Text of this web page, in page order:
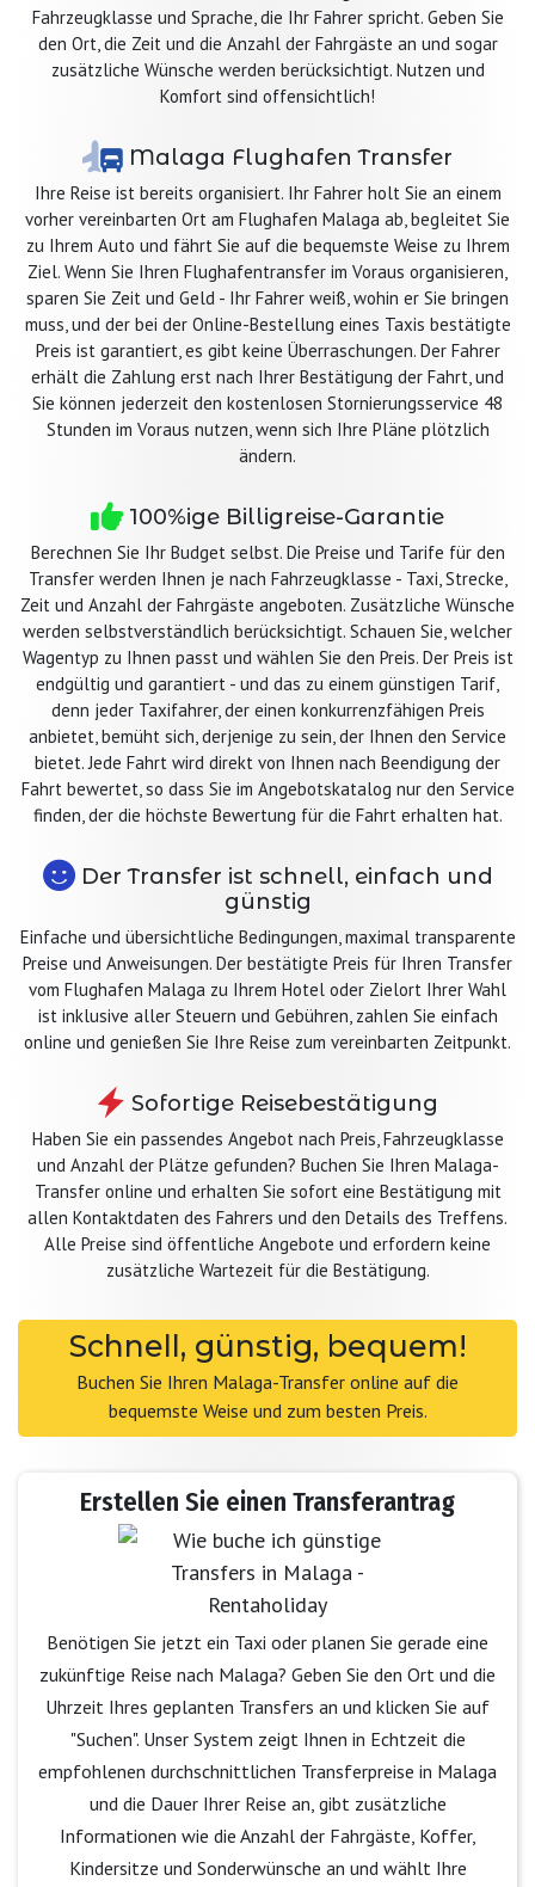
Fahrzeugklasse und Sprache, die Ihr Fahrer spricht. Geben Sie
den Ort, die Zeit und die Anzahl der Fahrgäste an und sogar
zusätzliche Wünsche werden berücksichtigt. Nutzen und
Komfort sind offensichtlich!
Malaga Flughafen Transfer
Ihre Reise ist bereits organisiert. Ihr Fahrer holt Sie an einem
vorher vereinbarten Ort am Flughafen Malaga ab, begleitet Sie
zu Ihrem Auto und fährt Sie auf die bequemste Weise zu Ihrem
Ziel. Wenn Sie Ihren Flughafentransfer im Voraus organisieren,
sparen Sie Zeit und Geld - Ihr Fahrer weiß, wohin er Sie bringen
muss, und der bei der Online-Bestellung eines Taxis bestätigte
Preis ist garantiert, es gibt keine Überraschungen. Der Fahrer
erhält die Zahlung erst nach Ihrer Bestätigung der Fahrt, und
Sie können jederzeit den kostenlosen Stornierungsservice 48
Stunden im Voraus nutzen, wenn sich Ihre Pläne plötzlich
ändern.
100%ige Billigreise-Garantie
Berechnen Sie Ihr Budget selbst. Die Preise und Tarife für den
Transfer werden Ihnen je nach Fahrzeugklasse - Taxi, Strecke,
Zeit und Anzahl der Fahrgäste angeboten. Zusätzliche Wünsche
werden selbstverständlich berücksichtigt. Schauen Sie, welcher
Wagentyp zu Ihnen passt und wählen Sie den Preis. Der Preis ist
endgültig und garantiert - und das zu einem günstigen Tarif,
denn jeder Taxifahrer, der einen konkurrenzfähigen Preis
anbietet, bemüht sich, derjenige zu sein, der Ihnen den Service
bietet. Jede Fahrt wird direkt von Ihnen nach Beendigung der
Fahrt bewertet, so dass Sie im Angebotskatalog nur den Service
finden, der die höchste Bewertung für die Fahrt erhalten hat.
Der Transfer ist schnell, einfach und
günstig
Einfache und übersichtliche Bedingungen, maximal transparente
Preise und Anweisungen. Der bestätigte Preis für Ihren Transfer
vom Flughafen Malaga zu Ihrem Hotel oder Zielort Ihrer Wahl
ist inklusive aller Steuern und Gebühren, zahlen Sie einfach
online und genießen Sie Ihre Reise zum vereinbarten Zeitpunkt.
Sofortige Reisebestätigung
Haben Sie ein passendes Angebot nach Preis, Fahrzeugklasse
und Anzahl der Plätze gefunden? Buchen Sie Ihren Malaga-
Transfer online und erhalten Sie sofort eine Bestätigung mit
allen Kontaktdaten des Fahrers und den Details des Treffens.
Alle Preise sind öffentliche Angebote und erfordern keine
zusätzliche Wartezeit für die Bestätigung.
Schnell, günstig, bequem!
Buchen Sie Ihren Malaga-Transfer online auf die
bequemste Weise und zum besten Preis.
Erstellen Sie einen Transferantrag
Benötigen Sie jetzt ein Taxi oder planen Sie gerade eine
zukünftige Reise nach Malaga? Geben Sie den Ort und die
Uhrzeit Ihres geplanten Transfers an und klicken Sie auf
"Suchen". Unser System zeigt Ihnen in Echtzeit die
empfohlenen durchschnittlichen Transferpreise in Malaga
und die Dauer Ihrer Reise an, gibt zusätzliche
Informationen wie die Anzahl der Fahrgäste, Koffer,
Kindersitze und Sonderwünsche an und wählt Ihre